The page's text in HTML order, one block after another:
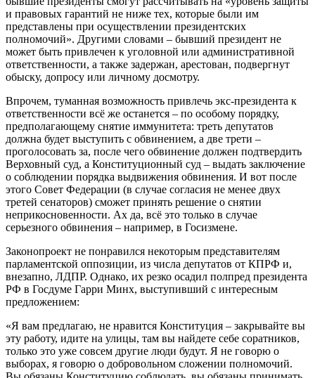
и правовых гарантий не ниже тех, которые были им
представлены при осуществлении президентских
полномочий». Другими словами – бывший президент не
может быть привлечен к уголовной или административной
ответственности, а также задержан, арестован, подвергнут
обыску, допросу или личному досмотру.
Впрочем, туманная возможность привлечь экс-президента к
ответственности всё же останется – по особому порядку,
предполагающему снятие иммунитета: треть депутатов
должна будет выступить с обвинением, а две трети –
проголосовать за, после чего обвинение должен подтвердить
Верховный суд, а Конституционный суд – выдать заключение
о соблюдении порядка выдвижения обвинения. И вот после
этого Совет Федерации (в случае согласия не менее двух
третей сенаторов) сможет принять решение о снятии
неприкосновенности. Ах да, всё это только в случае
серьезного обвинения – например, в Госизмене.
Законопроект не понравился некоторым представителям
парламентской оппозиции, из числа депутатов от КПРФ и,
внезапно, ЛДПР. Однако, их резко осадил полпред президента
РФ в Госдуме Гарри Минх, выступивший с интересным
предложением:
«Я вам предлагаю, не нравится Конституция – закрывайте вы
эту работу, идите на улицы, там вы найдете себе соратников,
только это уже совсем другие люди будут. Я не говорю о
выборах, я говорю о добровольном сложении полномочий.